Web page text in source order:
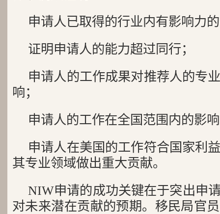
申请人已取得的行业内有影响力
证明申请人的能力超过同行；
申请人的工作成果对推荐人的专
响；
申请人的工作在全国范围内的影
申请人在美国的工作符合国家利
其专业领域做出重大贡献。
NIW申请的成功关键在于突出申
对未来潜在贡献的预期。移民局官